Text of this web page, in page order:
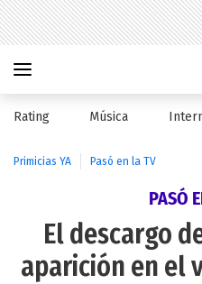
Rating Música
Primicias YA Pasó en la TV
PASÓ
El descargo
aparición en el